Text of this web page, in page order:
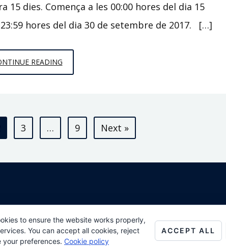
15 dies. Comença a les 00:00 hores del dia 15
hores del dia 30 de setembre de 2017. […]
READINGCAMPANYA
ELECTORAL
3 … 9 Next »
All Rights Reserved
Proudly powered by WordPress Theme: AeonBlog byAeonWP
to ensure the website works properly,
You can accept all cookies, reject
your preferences. Cookie policy
ACCEPT ALL